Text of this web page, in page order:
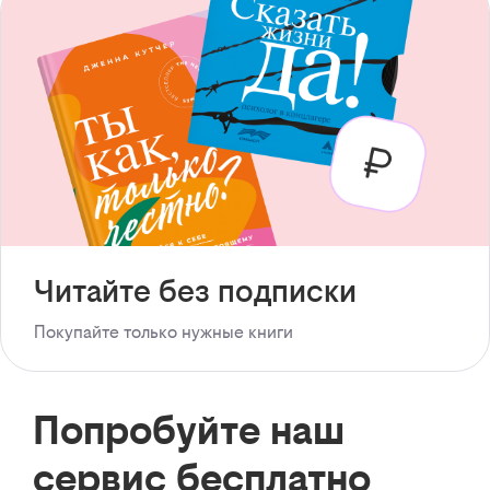
Читайте без подписки
Покупайте только нужные книги
Попробуйте наш
сервис бесплатно